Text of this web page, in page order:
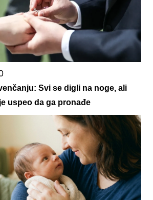
Svi se digli na noge, ali
uspeo da ga pronađe